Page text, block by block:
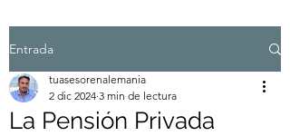
Entrada
La Pensión Privada
tuasesorenalemania
2 dic 2024 3 min de lectura